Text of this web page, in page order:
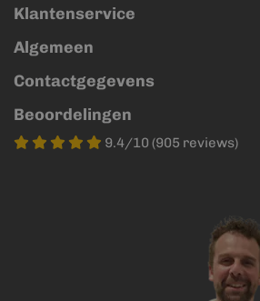
Klantenservice
Algemeen
Contactgegevens
Beoordelingen
9.4/10 (905 reviews)